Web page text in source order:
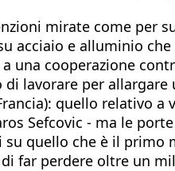
mirate come per
acciaio e alluminio
cooperazione
lavorare per
quello relativo
Sefcovic - ma le
quello che è il primo
far perdere oltre un